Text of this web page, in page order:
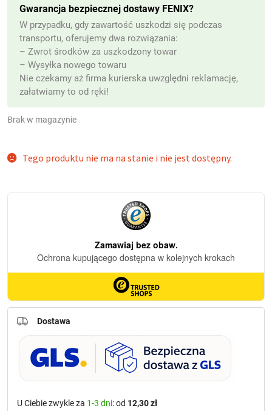
Brak w magazynie
Gwarancja bezpiecznej dostawy FENIX?
W przypadku, gdy zawartość uszkodzi się podczas
transportu, oferujemy dwa rozwiązania:
– Zwrot środków za uszkodzony towar
– Wysyłka nowego towaru
Nie czekamy aż firma kurierska uwzględni reklamację,
załatwiamy to od ręki!
Dostawa
U Ciebie zwykle za 1-3 dni: od 12,30 zł
Tego produktu nie ma na stanie i nie jest dostępny.